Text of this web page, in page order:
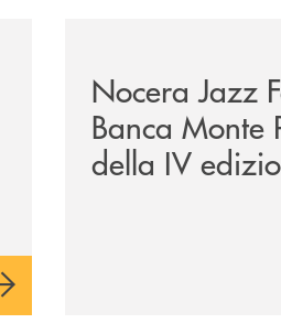
Nocera Jazz
Banca Monte
della IV